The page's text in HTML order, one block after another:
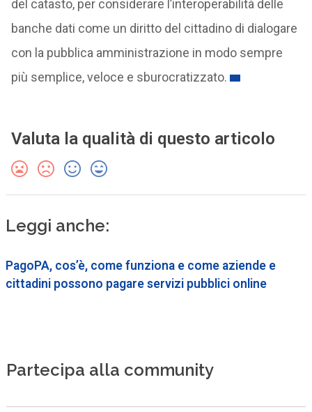
del catasto, per considerare l’interoperabilità delle
banche dati come un diritto del cittadino di dialogare
con la pubblica amministrazione in modo sempre
più semplice, veloce e sburocratizzato.
Valuta la qualità di questo articolo
Leggi anche:
PagoPA, cos’è, come funziona e come aziende e
cittadini possono pagare servizi pubblici online
Partecipa alla community